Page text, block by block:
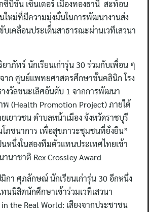
ซิบิชั่น เซ็นเตอร์ เมืองทองธานี สะท้อน
ใหม่ที่มีความมุ่งมั่นในการพัฒนางานส่ง
เคลื่อนประเด็นสาธารณะผ่านเวทีเสวนา
าภัทร์ นักเรียนเก่ารุ่น 30 ร่วมกับเพื่อน ๆ
าก ศูนย์แพทยศาสตรศึกษาชั้นคลินิก โรง
งวัลชนะเลิศอันดับ 1 จากการพัฒนา
พ (Health Promotion Project) ภายใต้
เยาวชน ตำบลหน้าเมือง จังหวัดราชบุรี
ภชนาการ เพื่อสุขภาวะชุมชนที่ยั่งยืน”
หนึ่งในสองทีมตัวแทนประเทศไทยเข้า
นาชาติ Rex Crossley Award
กา ศุภลักษณ์ นักเรียนเก่ารุ่น 30 อีกหนึ่ง
นนิสิตนักศึกษาเข้าร่วมเวทีเสวนา
the Real World: เสียงจากประชาชน